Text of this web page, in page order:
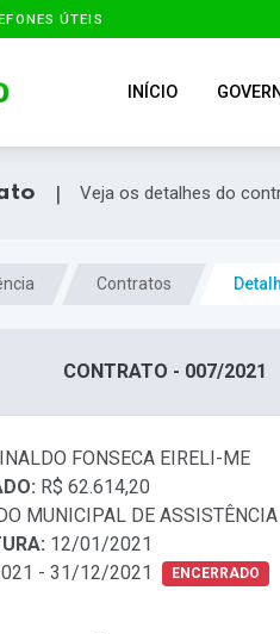
ÚTEIS
INÍCIO
| Veja os detalhes do
Contratos
CONTRATO - 007/2021
FONSECA EIRELI-ME
R$ 62.614,20
MUNICIPAL DE
12/01/2021
- 31/12/2021 ENCERRADO